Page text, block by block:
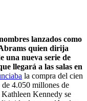
lanzados como
quien dirija
una nueva serie de
llegará a las salas en
la compra del cien
4.050 millones de
Kennedy se